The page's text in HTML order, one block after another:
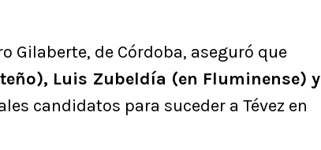
Gilaberte, de Córdoba, aseguró que
Luis Zubeldía (en Fluminense) y
candidatos para suceder a Tévez en